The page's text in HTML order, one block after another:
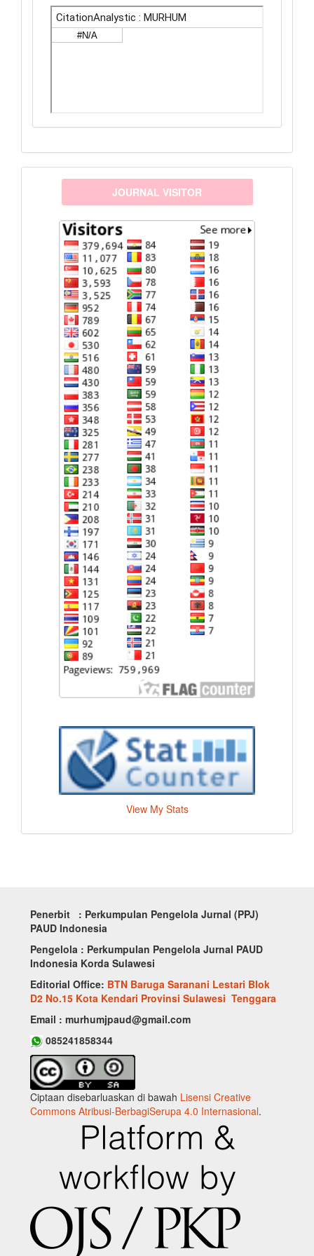
visitors JOURNAL VISITOR
View My Stats
Penerbit : Perkumpulan Pengelola Jurnal (PPJ)
PAUD Indonesia
Pengelola : Perkumpulan Pengelola Jurnal PAUD
Indonesia Korda Sulawesi
Editorial Office: BTN Baruga Saranani Lestari Blok
D2 No.15 Kota Kendari Provinsi Sulawesi Tenggara
Email : murhumjpaud@gmail.com
085241858344
Ciptaan disebarluaskan di bawah Lisensi Creative
Commons Atribusi-BerbagiSerupa 4.0 Internasional.